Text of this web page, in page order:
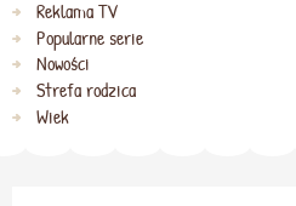
Reklama TV
Popularne serie
Nowości
Strefa rodzica
Wiek